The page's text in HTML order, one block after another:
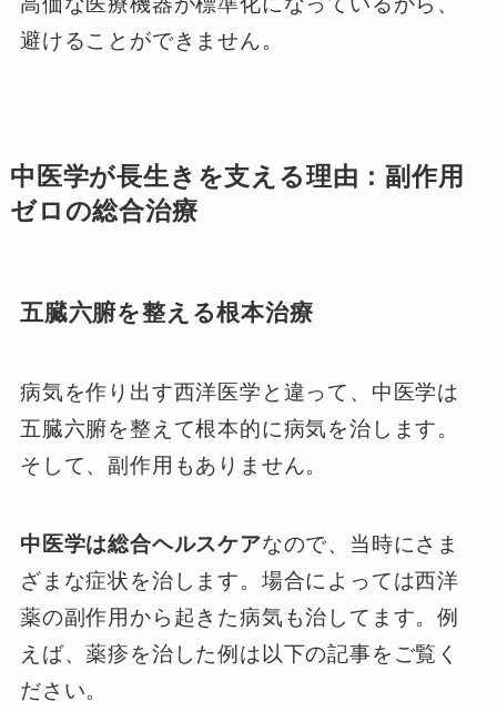
避けることができません。
中医学が長生きを支える理由：副作用
ゼロの総合治療
五臓六腑を整える根本治療
病気を作り出す西洋医学と違って、中医学は
五臓六腑を整えて根本的に病気を治します。
そして、副作用もありません。
中医学は総合ヘルスケアなので、当時にさま
ざまな症状を治します。場合によっては西洋
薬の副作用から起きた病気も治してます。例
えば、薬疹を治した例は以下の記事をご覧く
ださい。